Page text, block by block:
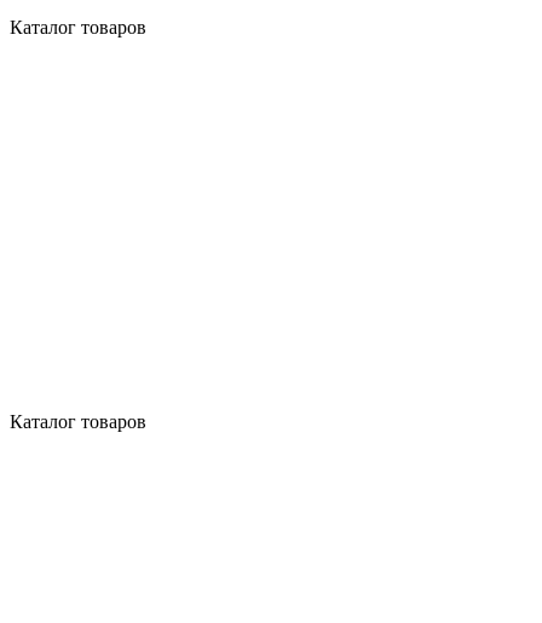
Каталог товаров
Каталог товаров